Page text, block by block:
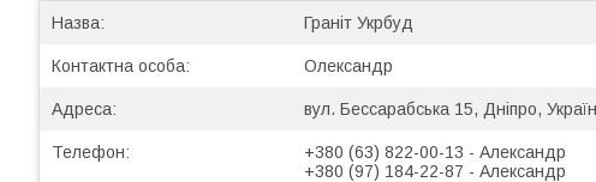
Граніт Укрбуд
Олександр
вул. Бессарабська 15, Дніпро,
+380 (63) 822-00-13
Александр
+380 (97) 184-22-87
Александр